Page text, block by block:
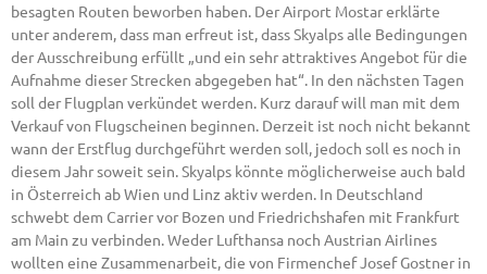
besagten Routen beworben haben. Der Airport Mostar erklärte
unter anderem, dass man erfreut ist, dass Skyalps alle Bedingungen
der Ausschreibung erfüllt „und ein sehr attraktives Angebot für die
Aufnahme dieser Strecken abgegeben hat“. In den nächsten Tagen
soll der Flugplan verkündet werden. Kurz darauf will man mit dem
Verkauf von Flugscheinen beginnen. Derzeit ist noch nicht bekannt
wann der Erstflug durchgeführt werden soll, jedoch soll es noch in
diesem Jahr soweit sein. Skyalps könnte möglicherweise auch bald
in Österreich ab Wien und Linz aktiv werden. In Deutschland
schwebt dem Carrier vor Bozen und Friedrichshafen mit Frankfurt
am Main zu verbinden. Weder Lufthansa noch Austrian Airlines
wollten eine Zusammenarbeit, die von Firmenchef Josef Gostner in